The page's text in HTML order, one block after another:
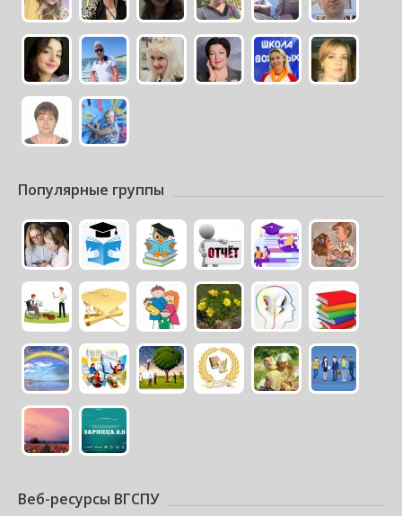
Популярные группы
Веб-ресурсы ВГСПУ